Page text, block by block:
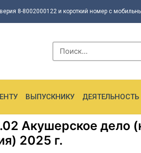
8-8002000122 и короткий номер с
ВЫПУСКНИКУ ДЕЯТЕЛЬНОСТЬ
Акушерское дело
2025 г.